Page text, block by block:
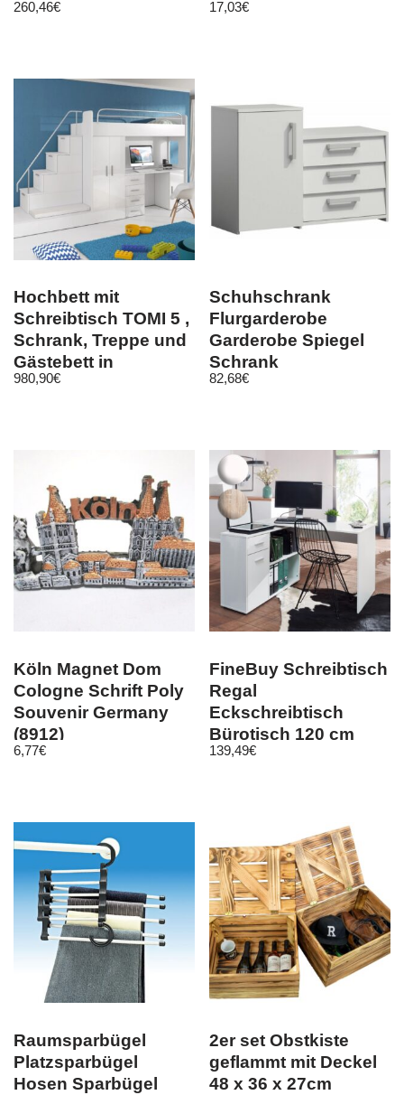
260,46€ 17,03€
Hochbett mit
Schreibtisch TOMI 5 ,
Schrank, Treppe und
Gästebett in
Hochglanz !
980,90€
Schuhschrank
Flurgarderobe
Garderobe Spiegel
Schrank
Wandgarderobe
82,68€
Köln Magnet Dom
Cologne Schrift Poly
Souvenir Germany
(8912)
6,77€
FineBuy Schreibtisch
Regal
Eckschreibtisch
Bürotisch 120 cm
Home Office
139,49€
Raumsparbügel
Platzsparbügel
Hosen Sparbügel
2er set Obstkiste
geflammt mit Deckel
48 x 36 x 27cm